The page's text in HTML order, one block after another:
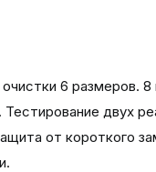
6 размеров.
Тестирование двух
от короткого